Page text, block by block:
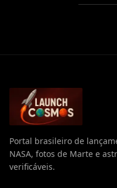
Portal brasileiro de
NASA, fotos de Marte e
verificáveis.